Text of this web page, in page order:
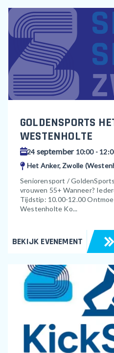
GOLDENSPORTS
WESTENHOLTE
24 september10:00 -
Het Anker, Zwolle
Seniorensport /
vrouwen 55+ Wanneer?
Tijdstip: 10.00-12.00
Westenholte Ko...
BEKIJK EVENEMENT